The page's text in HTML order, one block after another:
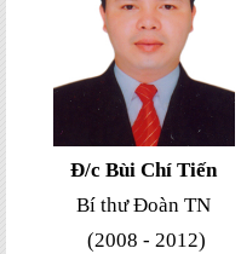
Đ/c Bùi Chí Tiến
Bí thư Đoàn TN
(2008 - 2012)